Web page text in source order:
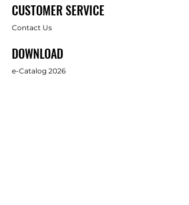
CUSTOMER SERVICE
Contact Us
DOWNLOAD
e-Catalog 2026